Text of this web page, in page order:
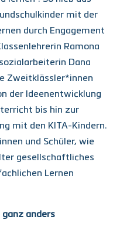
mit der
durch Engagement
Ramona
Dana
Zweitklässler*innen
der Ideenentwicklung
bis hin zur
mit den KITA-Kindern.
und Schüler, wie
gesellschaftliches
Lernen
anders